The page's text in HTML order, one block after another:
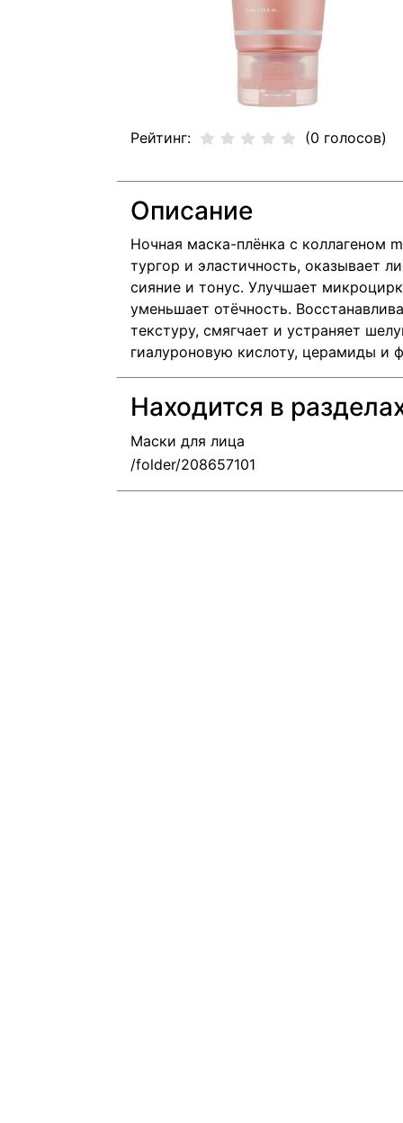
Рейтинг: (0 голосов)
Описание
Ночная маска-плёнка с коллагеном
тургор и эластичность, оказывает
сияние и тонус. Улучшает
уменьшает отёчность.
текстуру, смягчает и устраняет
гиалуроновую кислоту, церамиды и
Находится в
Маски для лица